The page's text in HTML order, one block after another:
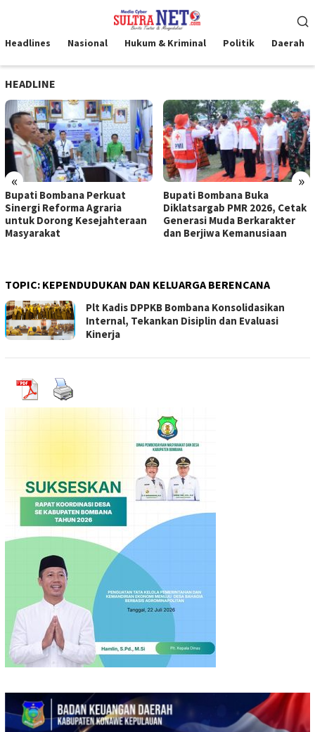
kontenMobile
Headlines Nasional Hukum & Kriminal Politik Daerah
HEADLINE
« »
Bupati Bombana Perkuat
Sinergi Reforma Agraria
untuk Dorong Kesejahteraan
Masyarakat
Bupati Bombana Buka
Diklatsargab PMR 2026, Cetak
Generasi Muda Berkarakter
dan Berjiwa Kemanusiaan
TOPIC: KEPENDUDUKAN DAN KELUARGA BERENCANA
Plt Kadis DPPKB Bombana Konsolidasikan
Internal, Tekankan Disiplin dan Evaluasi
Kinerja